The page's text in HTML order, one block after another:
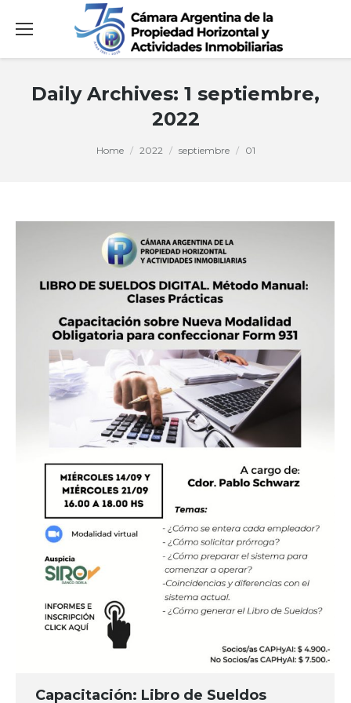
Daily Archives: 1 septiembre,
2022
Home 2022 septiembre 01
Capacitación: Libro de Sueldos